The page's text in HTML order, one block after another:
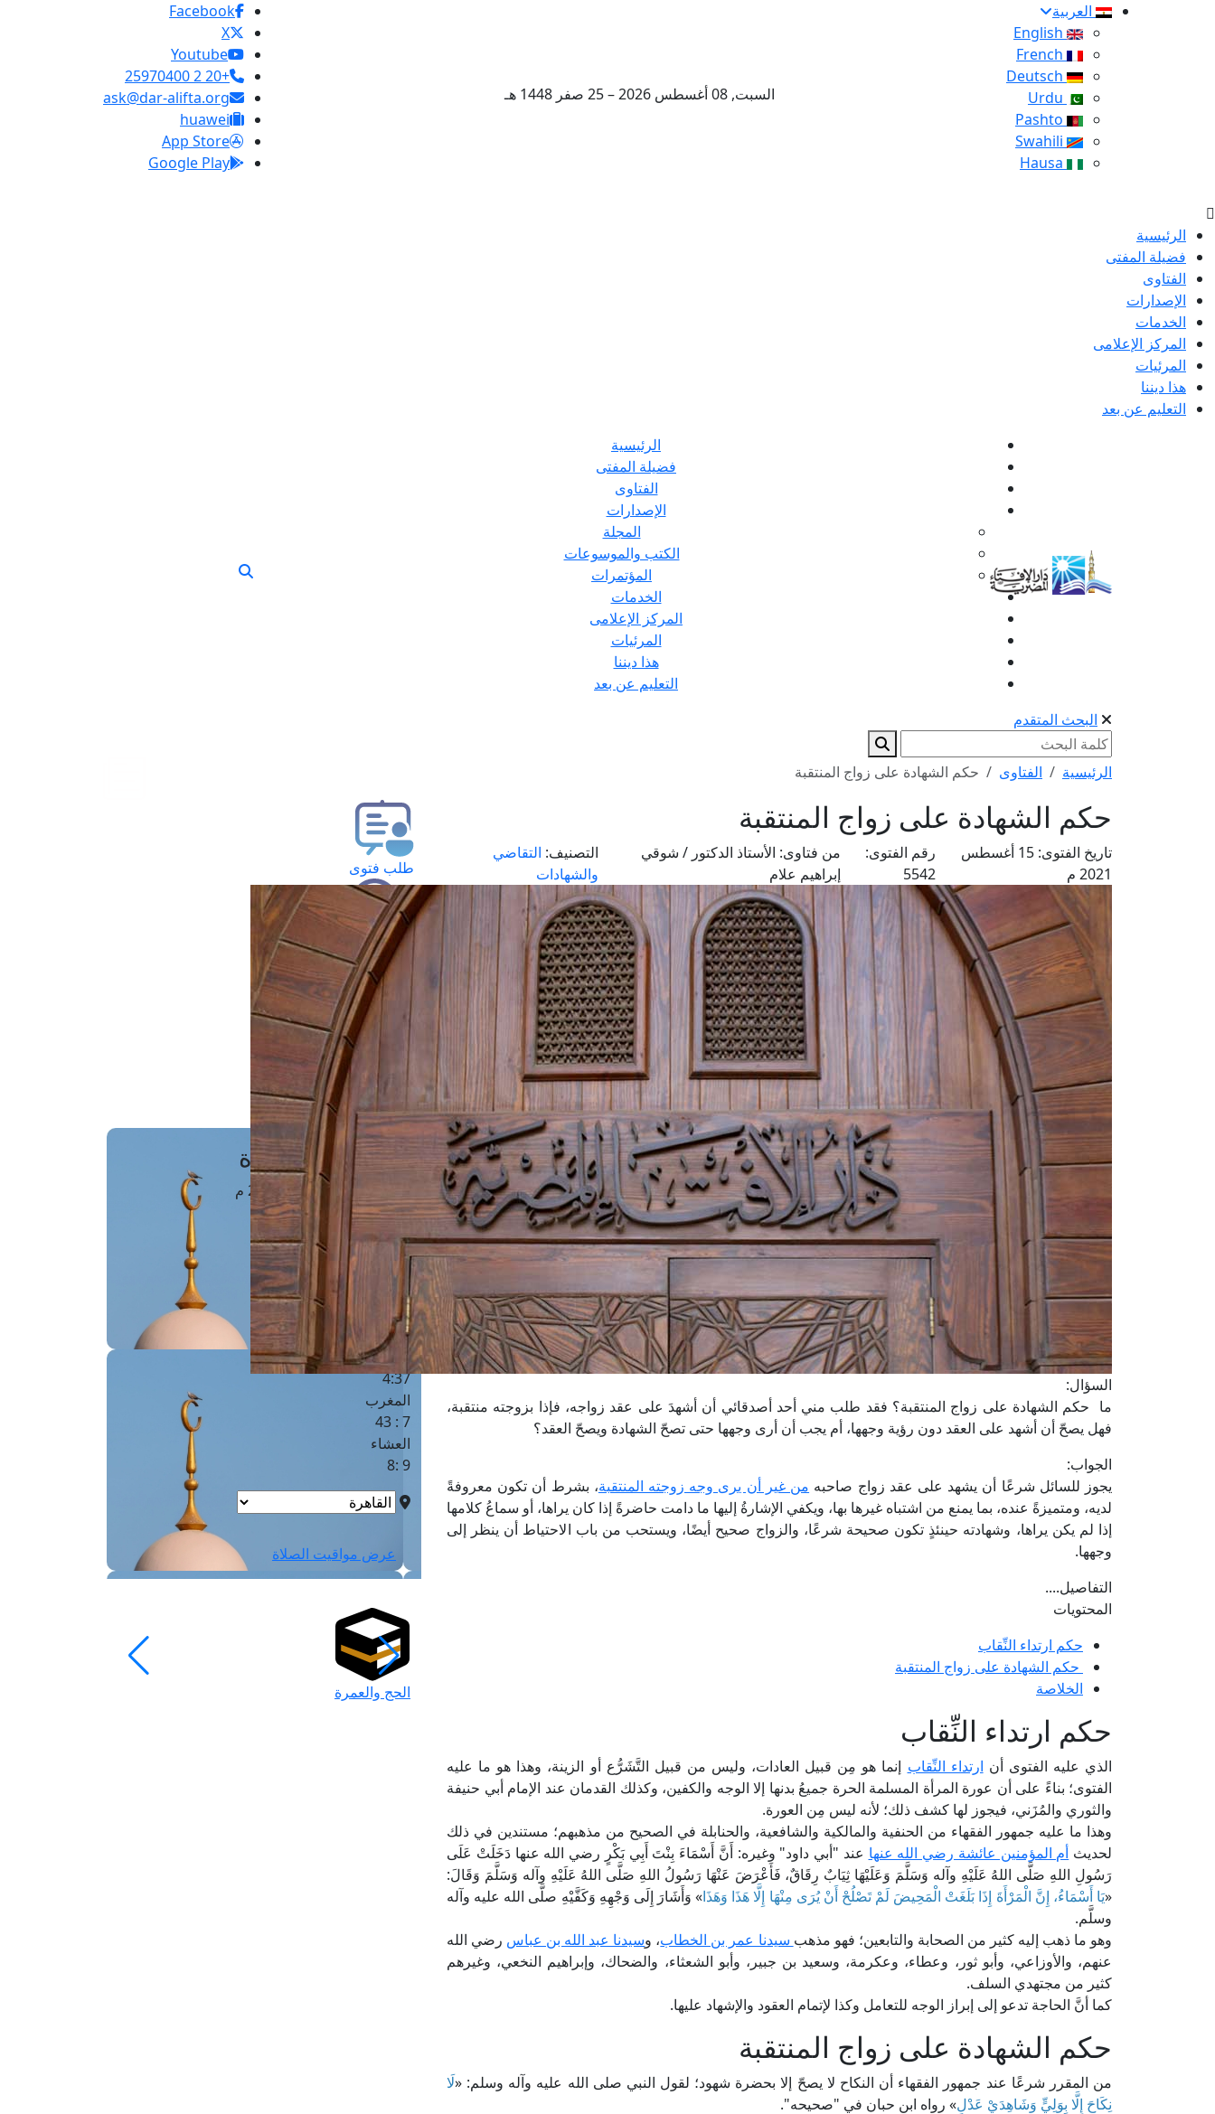
العربية
السبت, 08 أغسطس 2026 – 25 صفر 1448 هـ
Facebook
X
Youtube
+20 2 25970400
ask@dar-alifta.org
huawei
App Store
Google Play
الرئيسية
فضيلة المفتى
الفتاوى
الإصدارات
الخدمات
المركز الإعلامى
المرئيات
هذا ديننا
التعليم عن بعد
الرئيسية
فضيلة المفتى
الفتاوى
الإصدارات
المجلة
الكتب والموسوعات
المؤتمرات
الخدمات
المركز الإعلامى
المرئيات
هذا ديننا
التعليم عن بعد
البحث المتقدم
الرئيسية الفتاوى حكم الشهادة على زواج المنتقبة
حكم الشهادة على زواج المنتقبة
تاريخ الفتوى:
15 أغسطس
2021 م
رقم الفتوى:
5542
من فتاوى: الأستاذ الدكتور / شوقي
إبراهيم علام
التصنيف: التقاضي
والشهادات
السؤال:
ما حكم الشهادة على زواج المنتقبة؟ فقد طلب مني أحد أصدقائي أن أشهدَ على عقد زواجه، فإذا بزوجته منتقبة،
فهل يصحّ أن أشهد على العقد دون رؤية وجهها، أم يجب أن أرى وجهها حتى تصحّ الشهادة ويصحّ العقد؟
الجواب:
يجوز للسائل شرعًا أن يشهد على عقد زواج صاحبه من غير أن يرى وجه زوجته المنتقبة، بشرط أن تكون معروفةً
لديه، ومتميزةً عنده، بما يمنع من اشتباه غيرها بها، ويكفي الإشارةُ إليها ما دامت حاضرةً إذا كان يراها، أو سماعُ كلامها
إذا لم يكن يراها، وشهادته حينئذٍ تكون صحيحة شرعًا، والزواج صحيح أيضًا، ويستحب من باب الاحتياط أن ينظر إلى
وجهها.
التفاصيل....
المحتويات
حكم ارتداء النِّقاب
حكم الشهادة على زواج المنتقبة
الخلاصة
حكم ارتداء النِّقاب
الذي عليه الفتوى أن ارتداء النِّقاب إنما هو مِن قبيل العادات، وليس من قبيل التَّشَرُّع أو الزينة، وهذا هو ما عليه
الفتوى؛ بناءً على أن عورة المرأة المسلمة الحرة جميعُ بدنها إلا الوجه والكفين، وكذلك القدمان عند الإمام أبي حنيفة
والثوري والمُزَني، فيجوز لها كشف ذلك؛ لأنه ليس مِن العورة.
وهذا ما عليه جمهور الفقهاء من الحنفية والمالكية والشافعية، والحنابلة في الصحيح من مذهبهم؛ مستندين في ذلك
لحديث أم المؤمنين عائشة رضي الله عنها عند "أبي داود" وغيره: أَنَّ أَسْمَاءَ بِنْتَ أَبِي بَكْرٍ رضي الله عنها دَخَلَتْ عَلَى
رَسُولِ اللهِ صَلَّى اللهُ عَلَيْهِ وآله وَسَلَّمَ وَعَلَيْهَا ثِيَابٌ رِقَاقٌ، فَأَعْرَضَ عَنْهَا رَسُولُ اللهِ صَلَّى اللهُ عَلَيْهِ وآله وَسَلَّمَ وَقَالَ:
«يَا أَسْمَاءُ، إِنَّ الْمَرْأَةَ إِذَا بَلَغَتْ الْمَحِيضَ لَمْ تَصْلُحْ أَنْ يُرَى مِنْهَا إِلَّا هَذَا وَهَذَا» وَأَشَارَ إِلَى وَجْهِهِ وَكَفَّيْهِ صلَّى الله عليه وآله
وسلَّم.
وهو ما ذهب إليه كثير من الصحابة والتابعين؛ فهو مذهب سيدنا عمر بن الخطاب، وسيدنا عبد الله بن عباس رضي الله
عنهم، والأوزاعي، وأبو ثور، وعطاء، وعكرمة، وسعيد بن جبير، وأبو الشعثاء، والضحاك، وإبراهيم النخعي، وغيرهم
كثير من مجتهدي السلف.
كما أنَّ الحاجة تدعو إلى إبراز الوجه للتعامل وكذا لإتمام العقود والإشهاد عليها.
حكم الشهادة على زواج المنتقبة
من المقرر شرعًا عند جمهور الفقهاء أن النكاح لا يصحّ إلا بحضرة شهود؛ لقول النبي صلى الله عليه وآله وسلم: «لَا
نِكَاحَ إِلَّا بِوَلِيٍّ وَشَاهِدَيْ عَدْلٍ» رواه ابن حبان في "صحيحه".
طلب فتوى
استعلام عن فتوى
حجز موعد
الفتوى الهاتفية
مَواقِيتُ الصَّـــلاة
القاهرة · 08 أغسطس 2026 م
4 :42
الشروق
6 :18
الظهر
1 : 1
العصر
4:37
المغرب
7 : 43
العشاء
9 :8
عرض مواقيت الصلاة
الحج والعمرة